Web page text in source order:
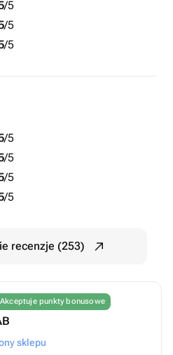
/5
/5
/5
/5
/5
/5
/5
recenzje (253)
Akceptuje punkty bonusowe
sklepu